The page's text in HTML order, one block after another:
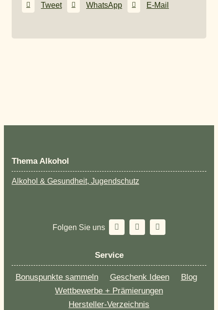
Tweet WhatsApp E-Mail
Thema Alkohol
Alkohol & Gesundheit, Jugendschutz
Folgen Sie uns
Service
Bonuspunkte sammeln Geschenk Ideen
Blog
Wettbewerbe + Prämierungen
Hersteller-Verzeichnis